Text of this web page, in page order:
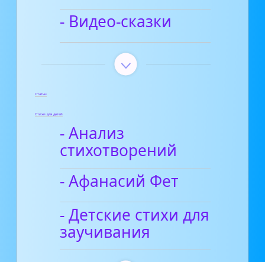
- Видео-сказки
Статьи
Стихи для детей
- Анализ
стихотворений
- Афанасий Фет
- Детские стихи для
заучивания